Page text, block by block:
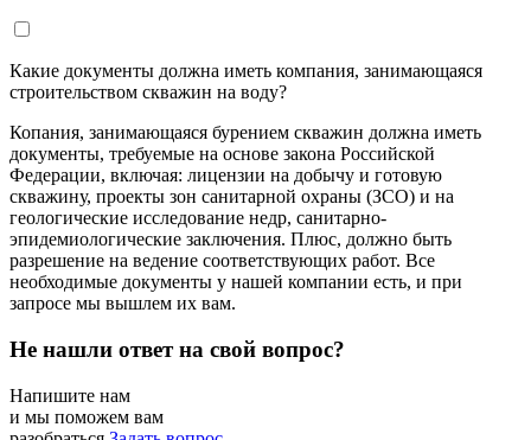
Какие документы должна иметь компания, занимающаяся
строительством скважин на воду?
Копания, занимающаяся бурением скважин должна иметь
документы, требуемые на основе закона Российской
Федерации, включая: лицензии на добычу и готовую
скважину, проекты зон санитарной охраны (ЗСО) и на
геологические исследование недр, санитарно-
эпидемиологические заключения. Плюс, должно быть
разрешение на ведение соответствующих работ. Все
необходимые документы у нашей компании есть, и при
запросе мы вышлем их вам.
Не нашли ответ на свой вопрос?
Напишите нам
и мы поможем вам